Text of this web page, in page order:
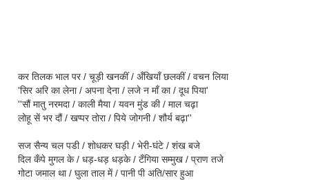
कर तिलक भाल पर / चूड़ी खनकीं / अँखियाँ छलकीं / वचन लिया
'सिर अरि का लेना / अपना देना / लजे न माँ का / दूध पिया'
''सौं मातु नरमदा / काली मैया / यवन मुंड की / माल चढ़ा
लोहू सें भर दौं / खप्पर तोरा / पिये जोगनी / शौर्य बढ़ा''
सज सैन्य चल पडी / शोधकर घड़ी / भेरी-घंटे / शंख बजे
दिल कँपे मुगल के / धड़-धड़ धड़के / टँगिया सम्मुख / प्राण तजे
गोटा जमाल था / घुला ताल में / पानी पी अति/सार हुआ